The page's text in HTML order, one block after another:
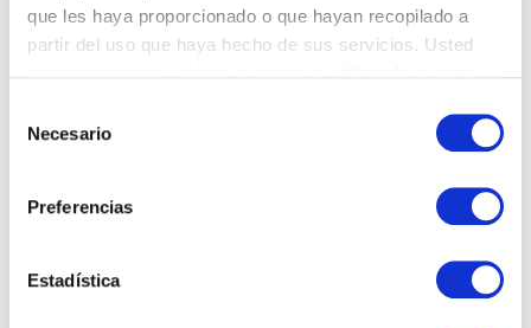
que les haya proporcionado o que hayan recopilado a
partir del uso que haya hecho de sus servicios. Usted
Necesario
Preferencias
Estadística